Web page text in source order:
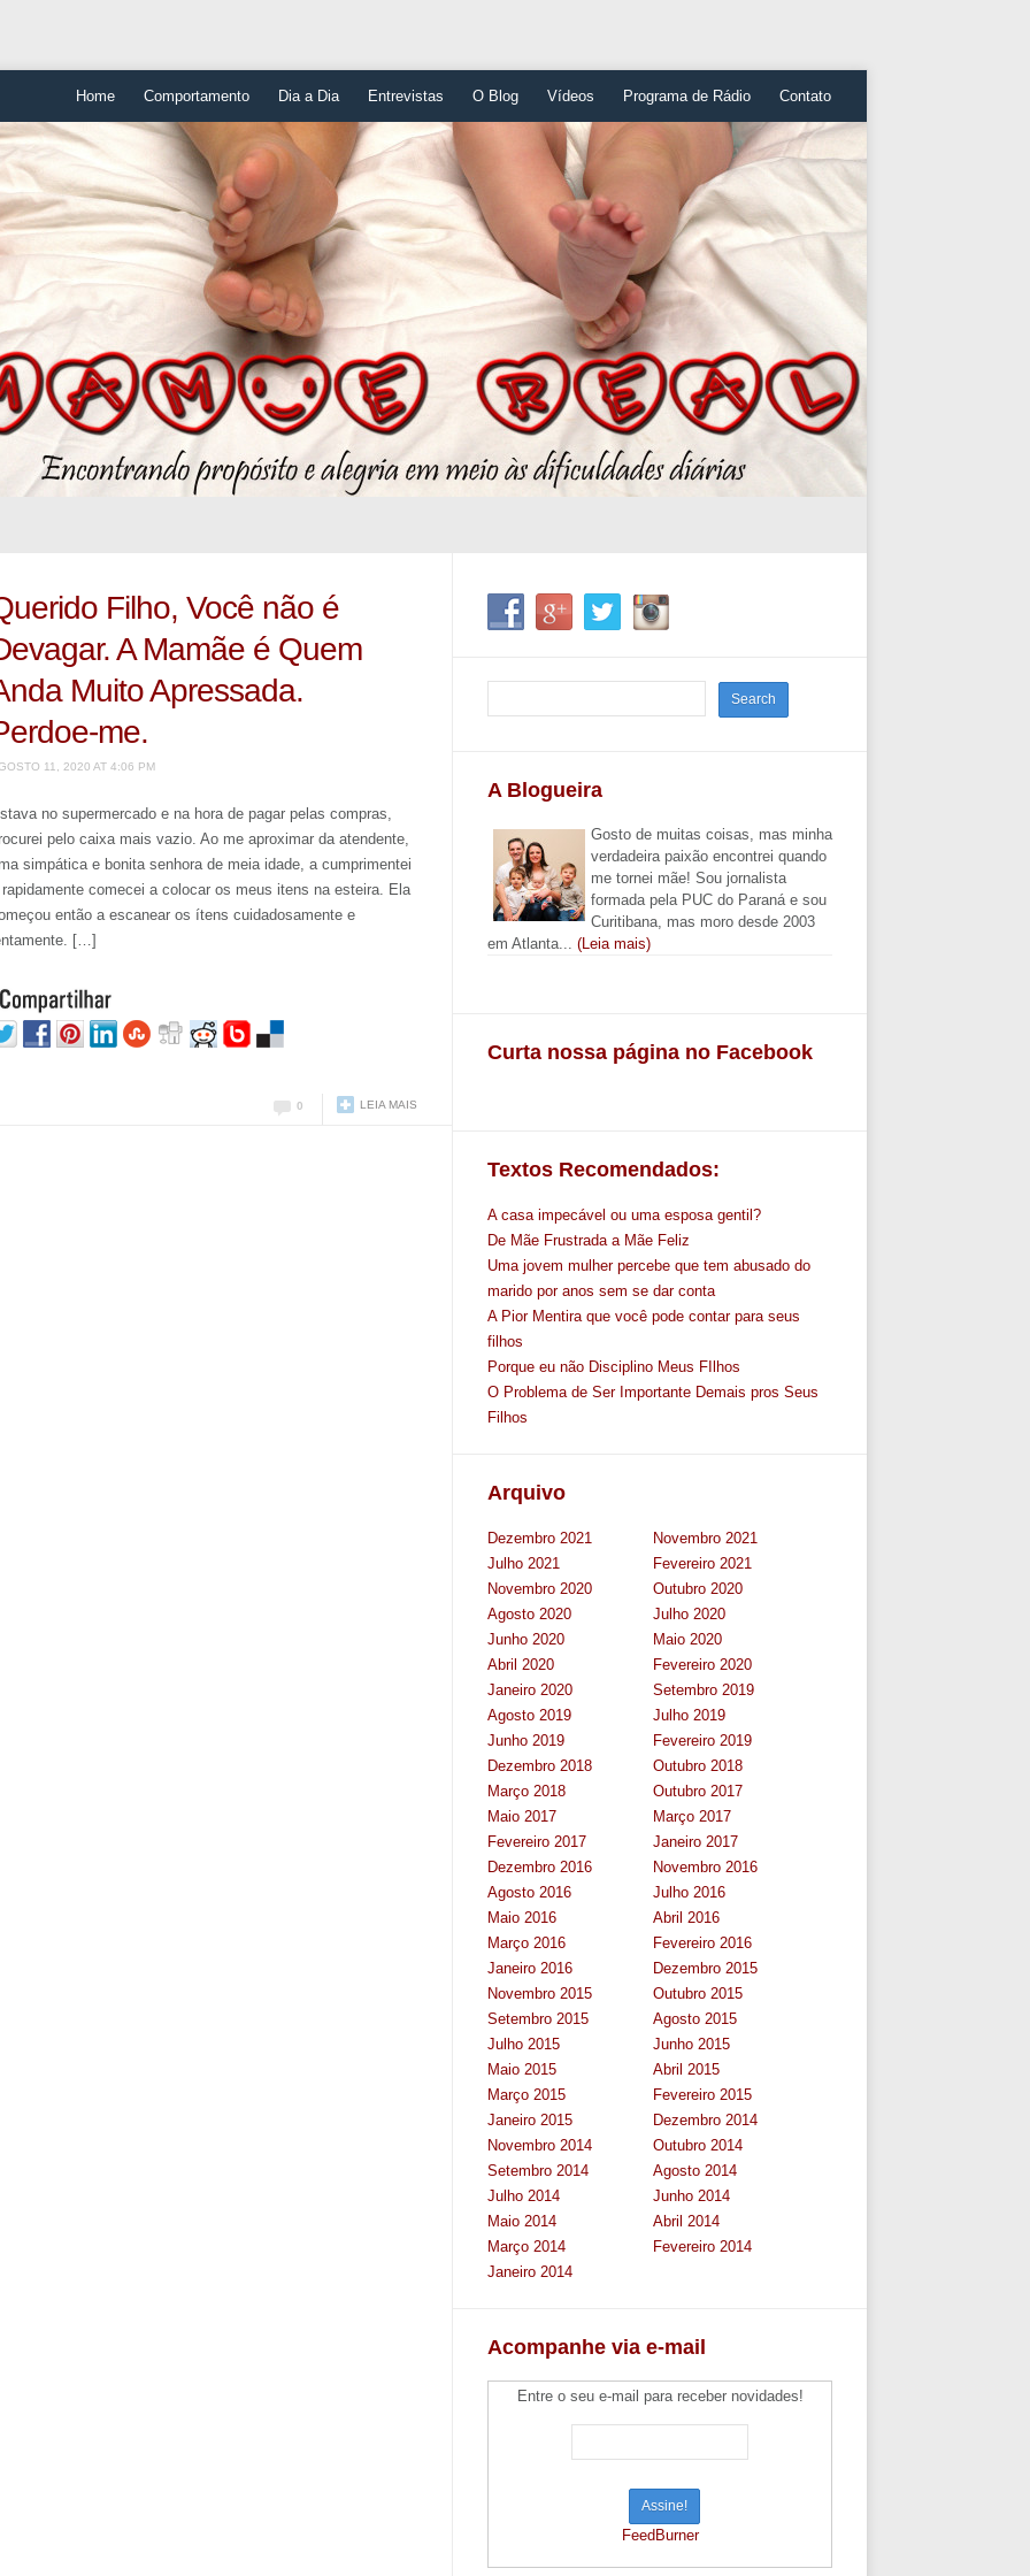
Home Comportamento Dia a Dia Entrevistas O Blog Vídeos Programa de Rádio Contato
Filho, Você não é
A Mamãe é Quem
Muito Apressada.
me.
11, 2020 AT 4:06 PM
no supermercado e na hora de pagar pelas compras,
pelo caixa mais vazio. Ao me aproximar da atendente,
simpática e bonita senhora de meia idade, a cumprimentei
comecei a colocar os meus itens na esteira. Ela
então a escanear os ítens cuidadosamente e
[…]
LEIA MAIS
0
A Blogueira
Gosto de muitas coisas, mas minha
verdadeira paixão encontrei quando
me tornei mãe! Sou jornalista
formada pela PUC do Paraná e sou
Curitibana, mas moro desde 2003
em Atlanta... (Leia mais)
Curta nossa página no Facebook
Textos Recomendados:
A casa impecável ou uma esposa gentil?
De Mãe Frustrada a Mãe Feliz
Uma jovem mulher percebe que tem abusado do
marido por anos sem se dar conta
A Pior Mentira que você pode contar para seus
filhos
Porque eu não Disciplino Meus FIlhos
O Problema de Ser Importante Demais pros Seus
Filhos
Arquivo
Dezembro 2021
Novembro 2021
Julho 2021
Fevereiro 2021
Novembro 2020
Outubro 2020
Agosto 2020
Julho 2020
Junho 2020
Maio 2020
Abril 2020
Fevereiro 2020
Janeiro 2020
Setembro 2019
Agosto 2019
Julho 2019
Junho 2019
Fevereiro 2019
Dezembro 2018
Outubro 2018
Março 2018
Outubro 2017
Maio 2017
Março 2017
Fevereiro 2017
Janeiro 2017
Dezembro 2016
Novembro 2016
Agosto 2016
Julho 2016
Maio 2016
Abril 2016
Março 2016
Fevereiro 2016
Janeiro 2016
Dezembro 2015
Novembro 2015
Outubro 2015
Setembro 2015
Agosto 2015
Julho 2015
Junho 2015
Maio 2015
Abril 2015
Março 2015
Fevereiro 2015
Janeiro 2015
Dezembro 2014
Novembro 2014
Outubro 2014
Setembro 2014
Agosto 2014
Julho 2014
Junho 2014
Maio 2014
Abril 2014
Março 2014
Fevereiro 2014
Janeiro 2014
Acompanhe via e-mail
Entre o seu e-mail para receber novidades!
FeedBurner